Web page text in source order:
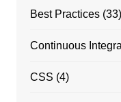
Best Practices(33)
Continuous
CSS (4)